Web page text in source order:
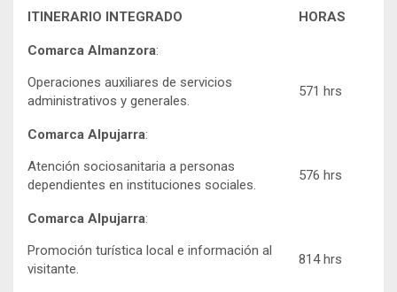
ITINERARIO INTEGRADO HORAS
Comarca Almanzora:
Operaciones auxiliares de servicios
administrativos y generales.
571 hrs
Comarca Alpujarra:
Atención sociosanitaria a personas
dependientes en instituciones sociales.
576 hrs
Comarca Alpujarra:
Promoción turística local e información al
visitante.
814 hrs